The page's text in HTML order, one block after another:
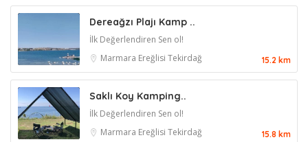
Dereağzı Plajı Kamp ..
İlk Değerlendiren Sen ol!
Marmara Ereğlisi Tekirdağ 15.2 km
Saklı Koy Kamping..
İlk Değerlendiren Sen ol!
Marmara Ereğlisi Tekirdağ 15.8 km